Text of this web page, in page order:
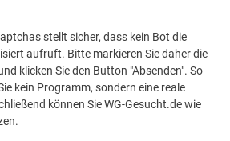
stellt sicher, dass kein Bot die
aufruft. Bitte markieren Sie daher die
klicken Sie den Button "Absenden". So
kein Programm, sondern eine reale
können Sie WG-Gesucht.de wie